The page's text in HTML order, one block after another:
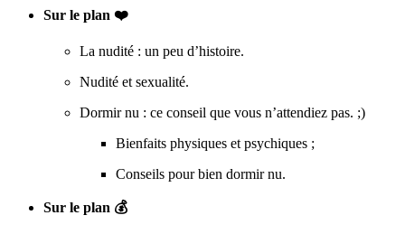
Sur le plan ❤️
La nudité : un peu d’histoire.
Nudité et sexualité.
Dormir nu : ce conseil que vous n’attendiez pas. ;)
Bienfaits physiques et psychiques ;
Conseils pour bien dormir nu.
Sur le plan 💰